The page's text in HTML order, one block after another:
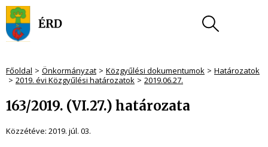
Főoldal Önkormányzat Közgyűlési dokumentumok
Határozatok
2019. évi Közgyűlési határozatok
2019.06.27.
163/2019. (VI.27.) határozata
Közzétéve: 2019. júl. 03.